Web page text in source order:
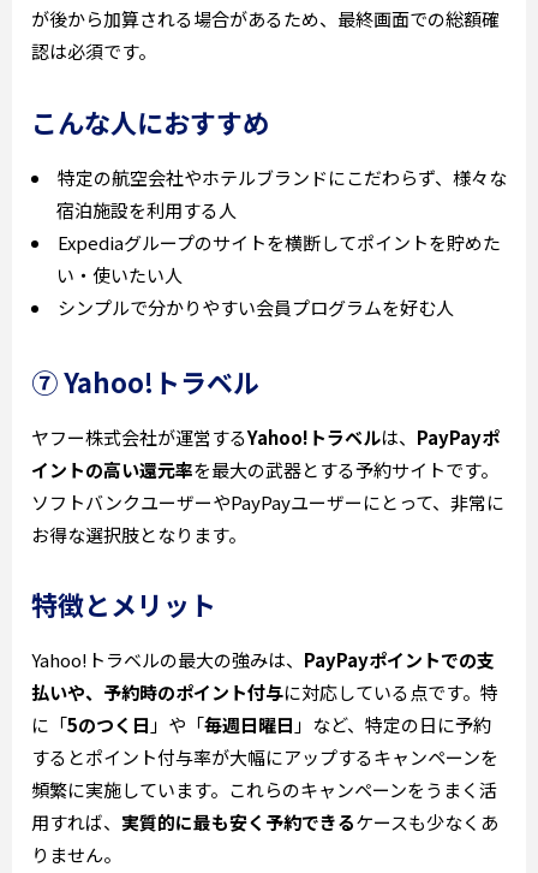
が後から加算される場合があるため、最終画面での総額確
認は必須です。
こんな人におすすめ
特定の航空会社やホテルブランドにこだわらず、様々な
宿泊施設を利用する人
Expediaグループのサイトを横断してポイントを貯めた
い・使いたい人
シンプルで分かりやすい会員プログラムを好む人
⑦ Yahoo!トラベル
ヤフー株式会社が運営するYahoo!トラベルは、 PayPayポ
イントの高い還元率を最大の武器とする予約サイトです。
ソフトバンクユーザーやPayPayユーザーにとって、非常に
お得な選択肢となります。
特徴とメリット
Yahoo!トラベルの最大の強みは、 PayPayポイントでの支
払いや、予約時のポイント付与に対応している点です。特
に「5のつく日 」や「毎週日曜日 」など、特定の日に予約
するとポイント付与率が大幅にアップするキャンペーンを
頻繁に実施しています。これらのキャンペーンをうまく活
用すれば、 実質的に最も安く予約できるケースも少なくあ
りません。